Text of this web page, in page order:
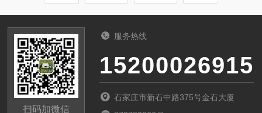
扫码加微信
服务热线
15200026915
石家庄市新石中路375号金石大厦